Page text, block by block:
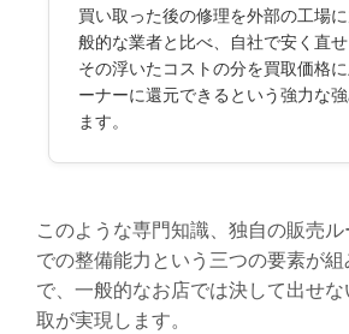
買い取った後の修理を外部の工場
般的な業者と比べ、自社で安く直せ
その浮いたコストの分を買取価格
ーナーに還元できるという強力な
ます。
このような専門知識、独自の販売
での整備能力という三つの要素が
で、一般的なお店では決して出せ
取が実現します。